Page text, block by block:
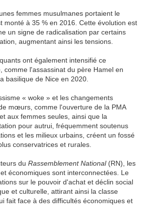
femmes musulmanes portaient le
monté à 35 % en 2016. Cette évolution est
un signe de radicalisation par certains
augmentant ainsi les tensions.
ont également intensifié ce
comme l'assassinat du père Hamel en
basilique de Nice en 2020.
« woke » et les changements
mœurs, comme l'ouverture de la PMA
aux femmes seules, ainsi que la
pour autrui, fréquemment soutenus
et les milieux urbains, créent un fossé
conservatrices et rurales.
du Rassemblement National(RN), les
économiques sont interconnectées. Le
sur le pouvoir d'achat et déclin social
et culturelle, attirant ainsi la classe
fait face à des difficultés économiques et